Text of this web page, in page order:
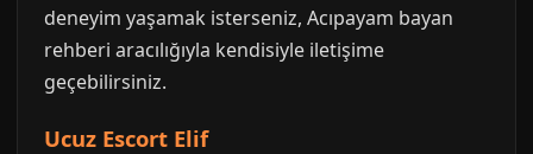
deneyim yaşamak isterseniz, Acıpayam bayan
rehberi aracılığıyla kendisiyle iletişime
geçebilirsiniz.
Ucuz Escort Elif